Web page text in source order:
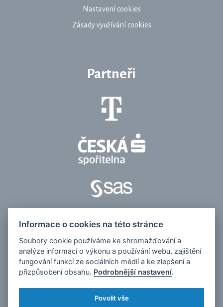
Nastavení cookies
Zásady využívání cookies
Partneři
© 2026, Česko v datech
Kontakt pro média:tomas.odstrcil@dfmg.cz
Sociální sítě:
Informace o cookies na této stránce
Soubory cookie používáme ke shromažďování a
analýze informací o výkonu a používání webu, zajištění
fungování funkcí ze sociálních médií a ke zlepšení a
přizpůsobení obsahu. Podrobnější nastavení.
Povolit vše